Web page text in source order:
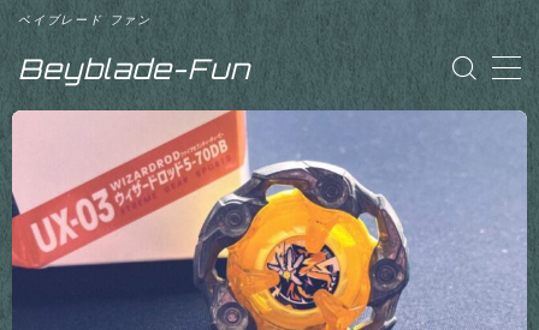
Beyblade-Fun
ベイブレード ファン
MENU
「Beyblade-Fun」について
お問い合わせ